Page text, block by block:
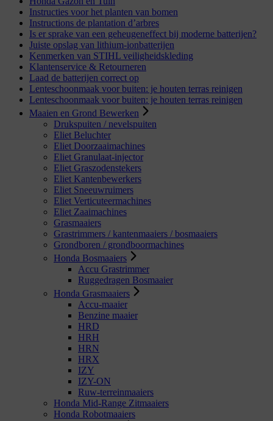
Instructies voor het planten van bomen
Instructions de plantation d’arbres
Is er sprake van een geheugeneffect bij moderne batterijen?
Juiste opslag van lithium-ionbatterijen
Kenmerken van STIHL veiligheidskleding
Klantenservice & Retourneren
Laad de batterijen correct op
Lenteschoonmaak voor buiten: je houten terras reinigen
Lenteschoonmaak voor buiten: je houten terras reinigen
Maaien en Grond Bewerken
Drukspuiten / nevelspuiten
Eliet Beluchter
Eliet Doorzaaimachines
Eliet Granulaat-injector
Eliet Graszodenstekers
Eliet Kantenbewerkers
Eliet Sneeuwruimers
Eliet Verticuteermachines
Eliet Zaaimachines
Grasmaaiers
Grastrimmers / kantenmaaiers / bosmaaiers
Grondboren / grondboormachines
Honda Bosmaaiers
Accu Grastrimmer
Ruggedragen Bosmaaier
Honda Grasmaaiers
Accu-maaier
Benzine maaier
HRD
HRH
HRN
HRX
IZY
IZY-ON
Ruw-terreinmaaiers
Honda Mid-Range Zitmaaiers
Honda Robotmaaiers